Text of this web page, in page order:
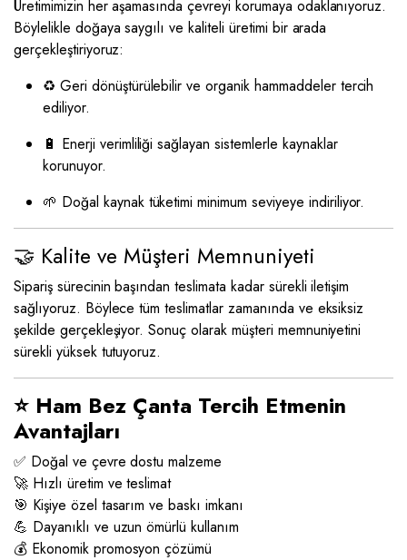
Üretimimizin her aşamasında çevreyi korumaya odaklanıyoruz.
Böylelikle doğaya saygılı ve kaliteli üretimi bir arada
gerçekleştiriyoruz:
♻️ Geri dönüştürülebilir ve organik hammaddeler tercih
ediliyor.
🔋 Enerji verimliliği sağlayan sistemlerle kaynaklar
korunuyor.
🌱 Doğal kaynak tüketimi minimum seviyeye indiriliyor.
🤝 Kalite ve Müşteri Memnuniyeti
Sipariş sürecinin başından teslimata kadar sürekli iletişim
sağlıyoruz. Böylece tüm teslimatlar zamanında ve eksiksiz
şekilde gerçekleşiyor. Sonuç olarak müşteri memnuniyetini
sürekli yüksek tutuyoruz.
⭐ Ham Bez Çanta Tercih Etmenin
Avantajları
✅ Doğal ve çevre dostu malzeme
🚀 Hızlı üretim ve teslimat
🎯 Kişiye özel tasarım ve baskı imkanı
💪 Dayanıklı ve uzun ömürlü kullanım
💰 Ekonomik promosyon çözümü